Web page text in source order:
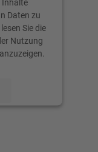
Inhalte
Daten zu
Sie die
Nutzung